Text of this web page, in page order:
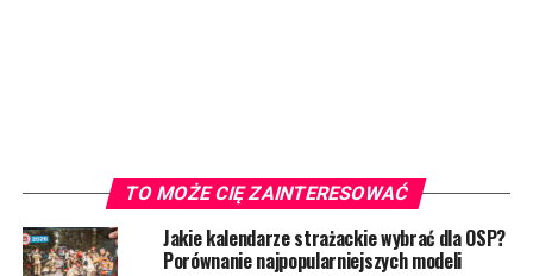
TO MOŻE CIĘ ZAINTERESOWAĆ
Jakie kalendarze strażackie wybrać dla OSP?
Porównanie najpopularniejszych modeli